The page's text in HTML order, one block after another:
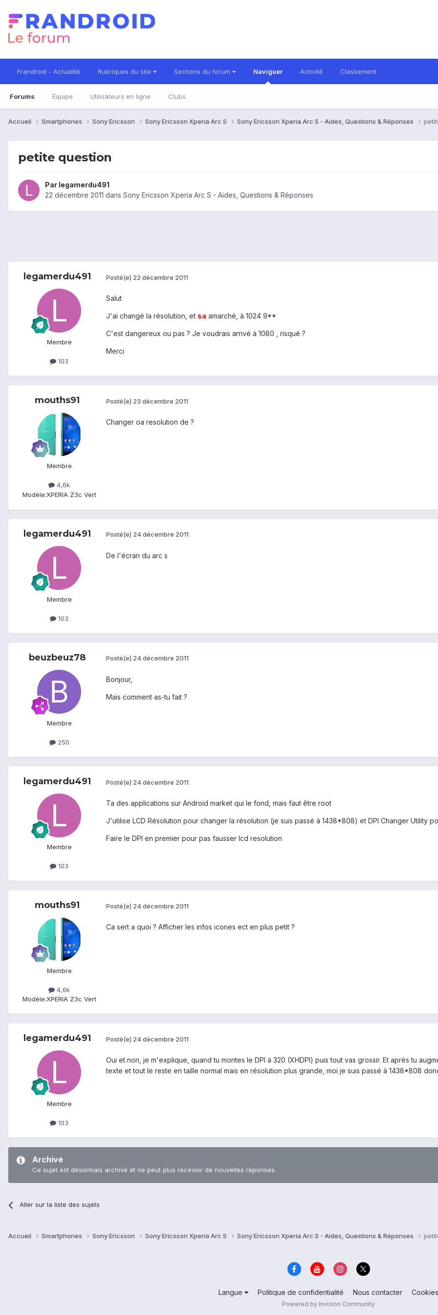
Frandroid - Actualité Rubriques du site Sections du forum Naviguer
Forums Équipe Utilisateurs en ligne Clubs
Activité Classement
Accueil Smartphones Sony Ericsson Sony Ericsson Xperia Arc S Sony Ericsson Xperia Arc S - Aides, Questions & Réponses
petite question
Par legamerdu491
22 décembre 2011 dans Sony Ericsson Xperia Arc S - Aides, Questions & Réponses
legamerdu491
Membre
103
Posté(e) 22 décembre 2011
Salut
J'ai changé la résolution, et sa amarché, à 1024 9**
C'est dangereux ou pas ? Je voudrais arrivé à 1080 , risqué ?
Merci
mouths91
Membre
4,6k
Modèle:XPERIA Z3c Vert
Posté(e) 23 décembre 2011
Changer oa resolution de ?
legamerdu491
Membre
103
Posté(e) 24 décembre 2011
De l'écran du arc s
beuzbeuz78
Membre
250
Posté(e) 24 décembre 2011
Bonjour,
Mais comment as-tu fait ?
legamerdu491
Membre
103
Posté(e) 24 décembre 2011
Ta des applications sur Android market qui le fond, mais faut être root
J'utilise LCD Résolution pour changer la résolution (je suis passé à 1438*808) et DPI Changer Utility
Faire le DPI en premier pour pas fausser lcd resolution
mouths91
Membre
4,6k
Modèle:XPERIA Z3c Vert
Posté(e) 24 décembre 2011
Ca sert a quoi ? Afficher les infos icones ect en plus petit ?
legamerdu491
Membre
103
Posté(e) 24 décembre 2011
Oui et non, je m'explique, quand tu montes le DPI à 320 (XHDPI) puis tout vas grossir. Et après tu
texte et tout le reste en taille normal mais en résolution plus grande, moi je suis passé à 1438*808
Archivé
Ce sujet est désormais archivé et ne peut plus recevoir de nouvelles réponses.
Aller sur la liste des sujets
Accueil Smartphones Sony Ericsson Sony Ericsson Xperia Arc S Sony Ericsson Xperia Arc S - Aides, Questions & Réponses
Langue Politique de confidentialité Nous contacter Cookies
Powered by Invision Community